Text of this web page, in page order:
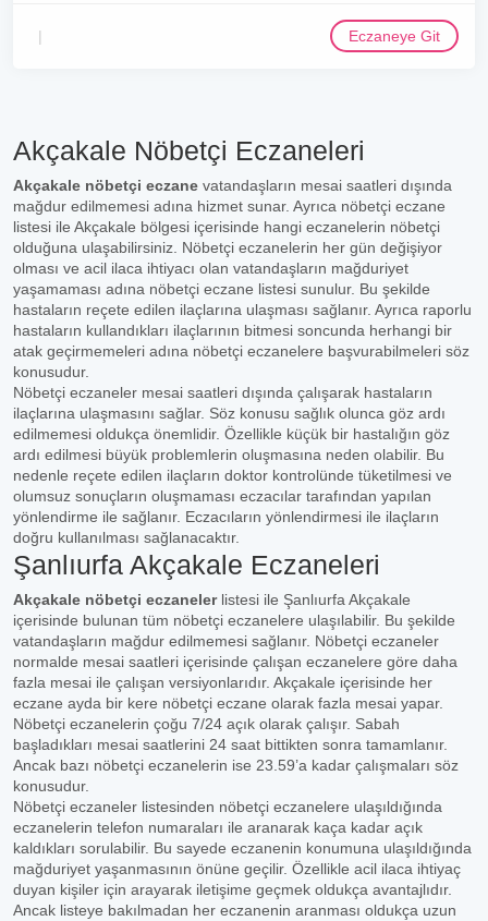
Eczaneye Git
Akçakale Nöbetçi Eczaneleri
Akçakale nöbetçi eczane vatandaşların mesai saatleri dışında
mağdur edilmemesi adına hizmet sunar. Ayrıca nöbetçi eczane
listesi ile Akçakale bölgesi içerisinde hangi eczanelerin nöbetçi
olduğuna ulaşabilirsiniz. Nöbetçi eczanelerin her gün değişiyor
olması ve acil ilaca ihtiyacı olan vatandaşların mağduriyet
yaşamaması adına nöbetçi eczane listesi sunulur. Bu şekilde
hastaların reçete edilen ilaçlarına ulaşması sağlanır. Ayrıca raporlu
hastaların kullandıkları ilaçlarının bitmesi soncunda herhangi bir
atak geçirmemeleri adına nöbetçi eczanelere başvurabilmeleri söz
konusudur.
Nöbetçi eczaneler mesai saatleri dışında çalışarak hastaların
ilaçlarına ulaşmasını sağlar. Söz konusu sağlık olunca göz ardı
edilmemesi oldukça önemlidir. Özellikle küçük bir hastalığın göz
ardı edilmesi büyük problemlerin oluşmasına neden olabilir. Bu
nedenle reçete edilen ilaçların doktor kontrolünde tüketilmesi ve
olumsuz sonuçların oluşmaması eczacılar tarafından yapılan
yönlendirme ile sağlanır. Eczacıların yönlendirmesi ile ilaçların
doğru kullanılması sağlanacaktır.
Şanlıurfa Akçakale Eczaneleri
Akçakale nöbetçi eczanelerlistesi ile Şanlıurfa Akçakale
içerisinde bulunan tüm nöbetçi eczanelere ulaşılabilir. Bu şekilde
vatandaşların mağdur edilmemesi sağlanır. Nöbetçi eczaneler
normalde mesai saatleri içerisinde çalışan eczanelere göre daha
fazla mesai ile çalışan versiyonlarıdır. Akçakale içerisinde her
eczane ayda bir kere nöbetçi eczane olarak fazla mesai yapar.
Nöbetçi eczanelerin çoğu 7/24 açık olarak çalışır. Sabah
başladıkları mesai saatlerini 24 saat bittikten sonra tamamlanır.
Ancak bazı nöbetçi eczanelerin ise 23.59’a kadar çalışmaları söz
konusudur.
Nöbetçi eczaneler listesinden nöbetçi eczanelere ulaşıldığında
eczanelerin telefon numaraları ile aranarak kaça kadar açık
kaldıkları sorulabilir. Bu sayede eczanenin konumuna ulaşıldığında
mağduriyet yaşanmasının önüne geçilir. Özellikle acil ilaca ihtiyaç
duyan kişiler için arayarak iletişime geçmek oldukça avantajlıdır.
Ancak listeye bakılmadan her eczanenin aranması oldukça uzun